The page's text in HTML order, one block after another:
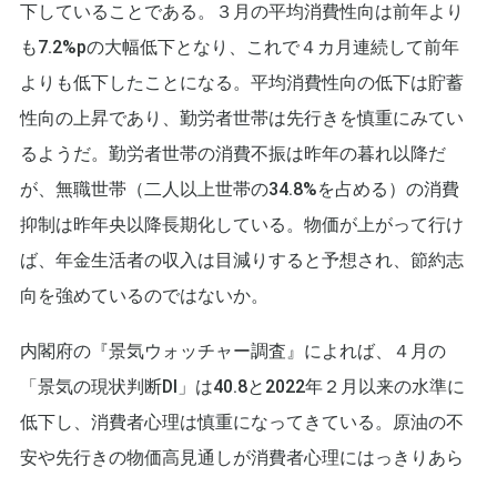
下していることである。３月の平均消費性向は前年より
も7.2%pの大幅低下となり、これで４カ月連続して前年
よりも低下したことになる。平均消費性向の低下は貯蓄
性向の上昇であり、勤労者世帯は先行きを慎重にみてい
るようだ。勤労者世帯の消費不振は昨年の暮れ以降だ
が、無職世帯（二人以上世帯の34.8%を占める）の消費
抑制は昨年央以降長期化している。物価が上がって行け
ば、年金生活者の収入は目減りすると予想され、節約志
向を強めているのではないか。
内閣府の『景気ウォッチャー調査』によれば、４月の
「景気の現状判断DI」は40.8と2022年２月以来の水準に
低下し、消費者心理は慎重になってきている。原油の不
安や先行きの物価高見通しが消費者心理にはっきりあら